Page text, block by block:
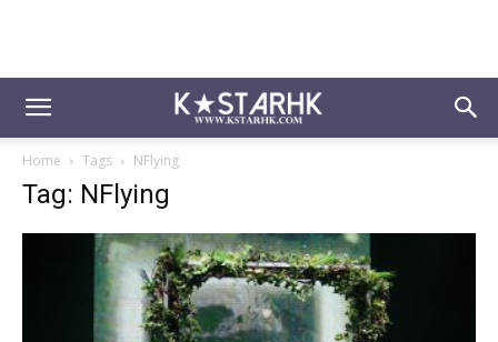
Home Tags NFlying
Tag: NFlying